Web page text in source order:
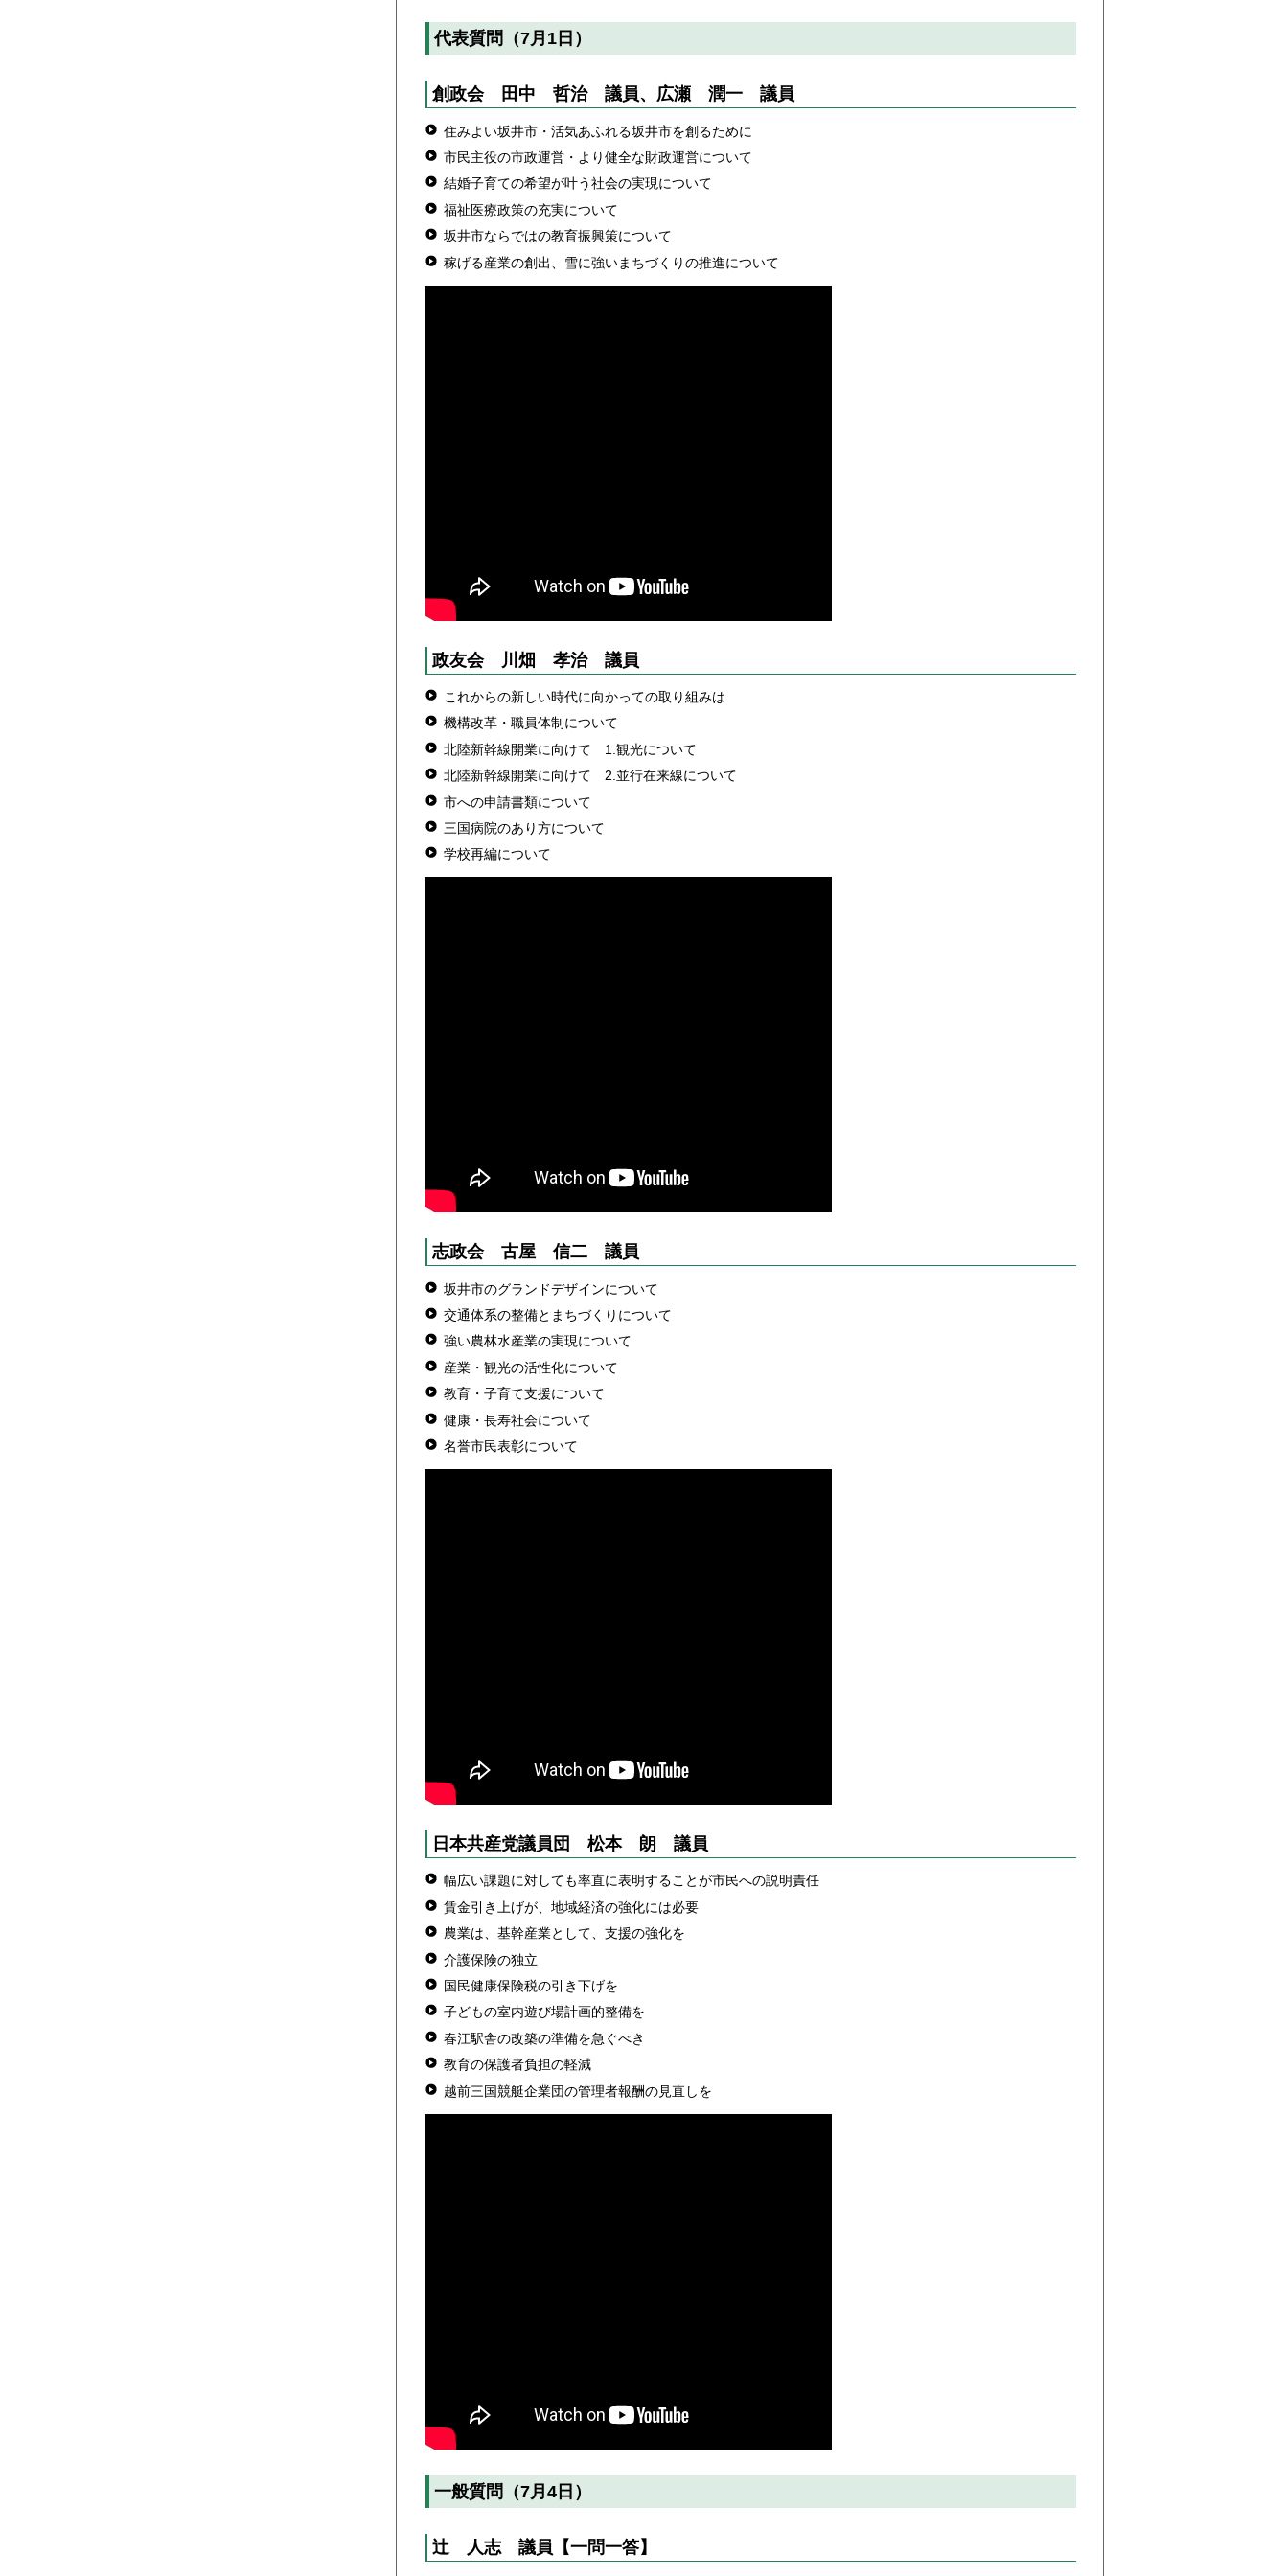
代表質問（7月1日）
創政会 田中 哲治 議員、広瀬 潤一 議員
住みよい坂井市・活気あふれる坂井市を創るために
市民主役の市政運営・より健全な財政運営について
結婚子育ての希望が叶う社会の実現について
福祉医療政策の充実について
坂井市ならではの教育振興策について
稼げる産業の創出、雪に強いまちづくりの推進について
政友会 川畑 孝治 議員
これからの新しい時代に向かっての取り組みは
機構改革・職員体制について
北陸新幹線開業に向けて 1.観光について
北陸新幹線開業に向けて 2.並行在来線について
市への申請書類について
三国病院のあり方について
学校再編について
志政会 古屋 信二 議員
坂井市のグランドデザインについて
交通体系の整備とまちづくりについて
強い農林水産業の実現について
産業・観光の活性化について
教育・子育て支援について
健康・長寿社会について
名誉市民表彰について
日本共産党議員団 松本 朗 議員
幅広い課題に対しても率直に表明することが市民への説明責任
賃金引き上げが、地域経済の強化には必要
農業は、基幹産業として、支援の強化を
介護保険の独立
国民健康保険税の引き下げを
子どもの室内遊び場計画的整備を
春江駅舎の改築の準備を急ぐべき
教育の保護者負担の軽減
越前三国競艇企業団の管理者報酬の見直しを
一般質問（7月4日）
辻 人志 議員 【一問一答】